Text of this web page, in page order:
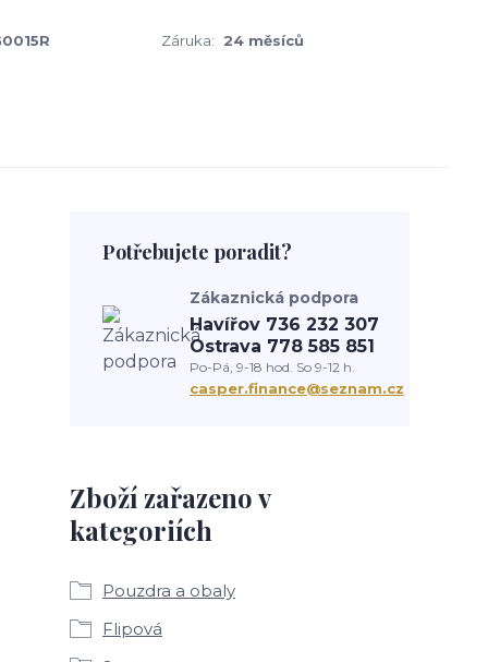
Záruka: 24 měsíců
Zboží zařazeno v
kategoriích
Pouzdra a obaly
Flipová
Potřebujete poradit?
Zákaznická podpora
Havířov 736 232 307
Ostrava 778 585 851
Po-Pá, 9-18 hod. So 9-12 h.
casper.finance@seznam.cz